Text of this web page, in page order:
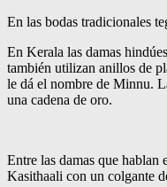
En las bodas tradicionales
En Kerala las damas
también utilizan anillos de
le dá el nombre de Minnu.
una cadena de oro.
Entre las damas que
Kasithaali con un colgante